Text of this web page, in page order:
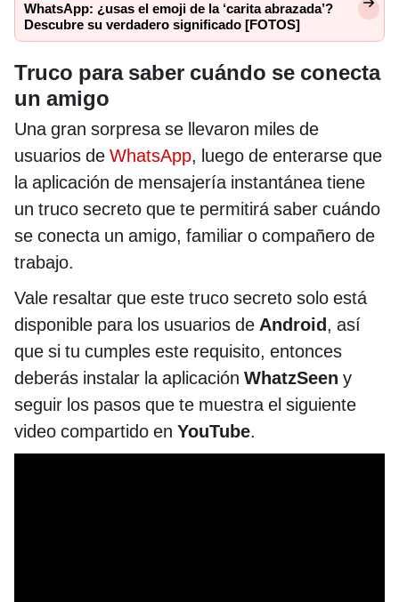
WhatsApp: ¿usas el emoji de la ‘carita abrazada’?
Descubre su verdadero significado [FOTOS]
Truco para saber cuándo se conecta
un amigo
Una gran sorpresa se llevaron miles de
usuarios de WhatsApp, luego de enterarse que
la aplicación de mensajería instantánea tiene
un truco secreto que te permitirá saber cuándo
se conecta un amigo, familiar o compañero de
trabajo.
Vale resaltar que este truco secreto solo está
disponible para los usuarios de Android, así
que si tu cumples este requisito, entonces
deberás instalar la aplicación WhatzSeen y
seguir los pasos que te muestra el siguiente
video compartido en YouTube.